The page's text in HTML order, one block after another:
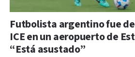
Futbolista argentino fue
ICE en un aeropuerto de
“Está asustado”